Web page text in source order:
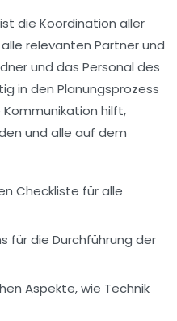
die Koordination aller
relevanten Partner und
und das Personal des
in den Planungsprozess
hilft,
und alle auf dem
Checkliste für alle
für die Durchführung der
Aspekte, wie Technik